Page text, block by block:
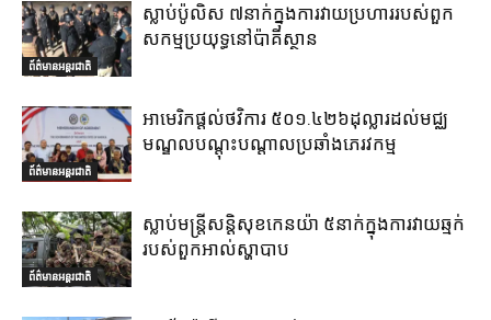
ព័ត៌មានអន្តរជាតិ
ស្លាប់ប៉ូលិស ៧នាក់ក្នុងការវាយប្រហាររបស់ពួក
សកម្មប្រយុទ្ធនៅប៉ាគីស្ថាន
ព័ត៌មានអន្តរជាតិ
អាមេរិកផ្តល់ថវិការ ៥០១.៤២៦ដុល្លារដល់មជ្ឈ
មណ្ឌលបណ្តុះបណ្តាលប្រឆាំងភេរវកម្ម
ព័ត៌មានអន្តរជាតិ
ស្លាប់មន្ត្រីសន្តិសុខកេនយ៉ា ៥នាក់ក្នុងការវាយឆ្មក់
របស់ពួកអាល់ស្ហាបាប